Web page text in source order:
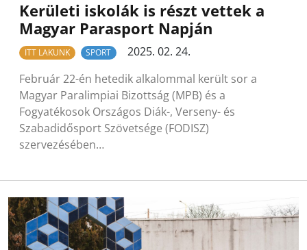
Kerületi iskolák is részt vettek a
Magyar Parasport Napján
ITT LAKUNK SPORT
2025. 02. 24.
Február 22-én hetedik alkalommal került sor a
Magyar Paralimpiai Bizottság (MPB) és a
Fogyatékosok Országos Diák-, Verseny- és
Szabadidősport Szövetsége (FODISZ)
szervezésében…